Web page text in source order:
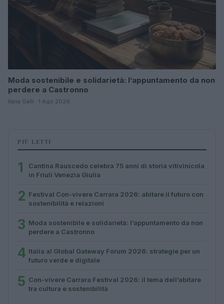
Moda sostenibile e solidarietà: l’appuntamento da non
perdere a Castronno
Ilaria Galli · 1 Ago 2026
PIÙ LETTI
1
Cantina Rauscedo celebra 75 anni di storia vitivinicola
in Friuli Venezia Giulia
2 Festival Con-vivere Carrara 2026: abitare il futuro con
sostenibilità e relazioni
3 Moda sostenibile e solidarietà: l’appuntamento da non
perdere a Castronno
4 Italia al Global Gateway Forum 2026: strategie per un
futuro verde e digitale
5 Con-vivere Carrara Festival 2026: il tema dell’abitare
tra cultura e sostenibilità